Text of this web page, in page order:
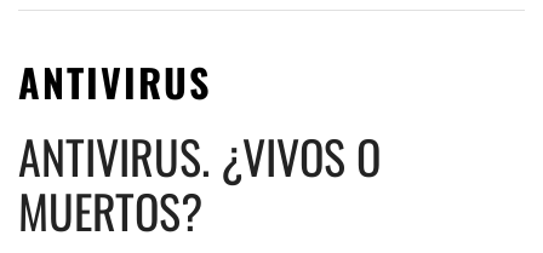
ANTIVIRUS
ANTIVIRUS. ¿VIVOS O
MUERTOS?